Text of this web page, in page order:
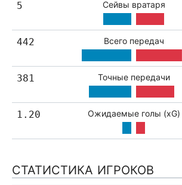
5 Сейвы вратаря
442 Всего передач
381 Точные передачи
1.20 Ожидаемые голы (xG)
СТАТИСТИКА ИГРОКОВ